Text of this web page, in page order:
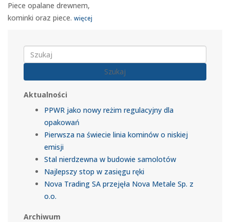
Piece opalane drewnem,
kominki oraz piece. więcej
Szukaj
Aktualności
PPWR jako nowy reżim regulacyjny dla
opakowań
Pierwsza na świecie linia kominów o niskiej
emisji
Stal nierdzewna w budowie samolotów
Najlepszy stop w zasięgu ręki
Nova Trading SA przejęła Nova Metale Sp. z
o.o.
Archiwum